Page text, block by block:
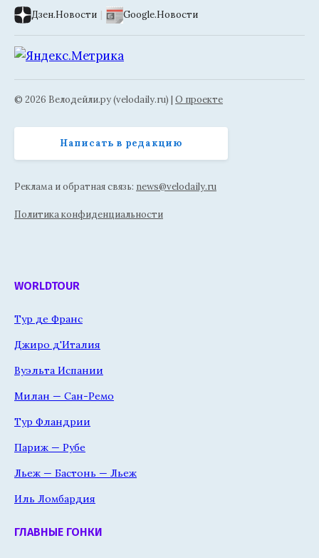
Дзен.Новости | Google.Новости
© 2026 Велодейли.ру (velodaily.ru) | О проекте
Написать в редакцию
Реклама и обратная связь: news@velodaily.ru
Политика конфиденциальности
WORLDTOUR
Тур де Франс
Джиро д'Италия
Вуэльта Испании
Милан — Сан-Ремо
Тур Фландрии
Париж — Рубе
Льеж — Бастонь — Льеж
Иль Ломбардия
ГЛАВНЫЕ ГОНКИ